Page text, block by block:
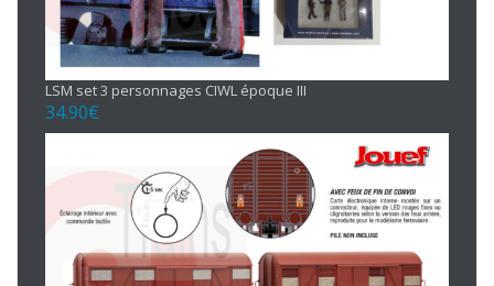
LSM set 3 personnages CIWL époque III
34.90€